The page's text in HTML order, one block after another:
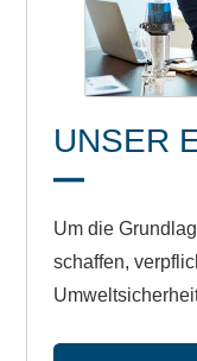
UNSER
Um die
schaffen,